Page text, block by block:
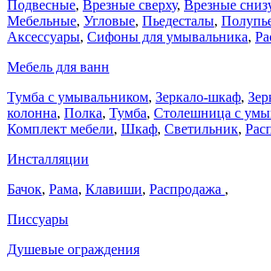
Подвесные, Врезные сверху, Врезные
Мебельные, Угловые, Пьедесталы,
Аксессуары, Сифоны для умывальника,
Мебель для ванн
Тумба с умывальником, Зеркало-шкаф,
колонна, Полка, Тумба, Столешница с
Комплект мебели, Шкаф, Светильник,
Инсталляции
Бачок, Рама, Клавиши, Распродажа ,
Писсуары
Душевые ограждения